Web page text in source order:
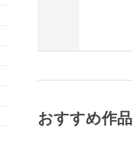
おすすめ作品